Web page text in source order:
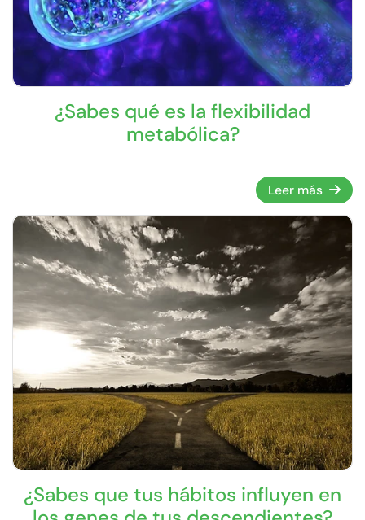
¿Sabes qué es la flexibilidad
metabólica?
Leer más
¿Sabes que tus hábitos influyen en